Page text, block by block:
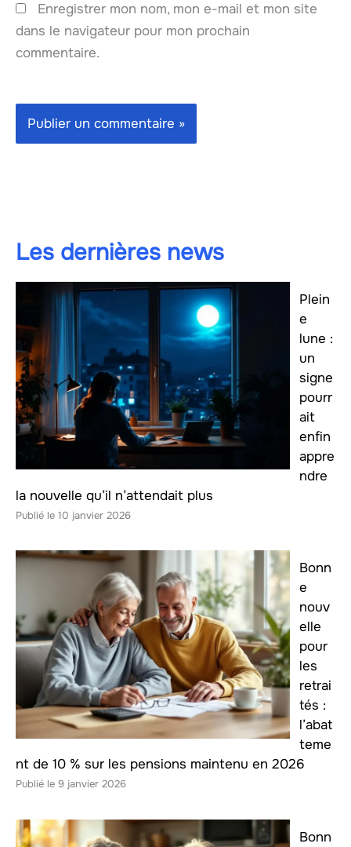
Enregistrer mon nom, mon e-mail et mon site
dans le navigateur pour mon prochain
commentaire.
Les dernières news
Plein
e
lune :
un
signe
pourr
ait
enfin
appre
ndre
la nouvelle qu’il n’attendait plus
10 janvier 2026
Bonn
e
nouv
elle
pour
les
retrai
tés :
l’abat
teme
nt de 10 % sur les pensions maintenu en 2026
9 janvier 2026
Bonn